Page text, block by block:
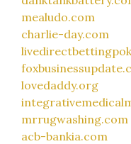
mealudo.com
charlie-day.com
lovedaddy.org
mrrugwashing.com
acb-bankia.com